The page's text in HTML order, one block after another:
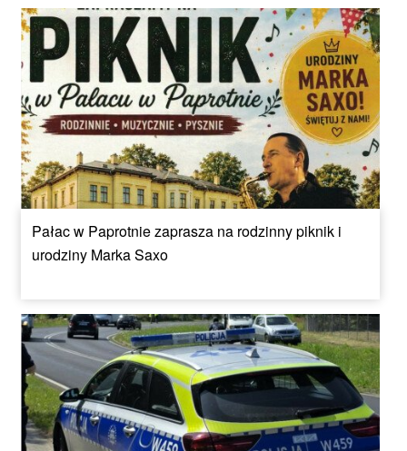
Pałac w Paprotnie zaprasza na rodzinny piknik i
urodziny Marka Saxo